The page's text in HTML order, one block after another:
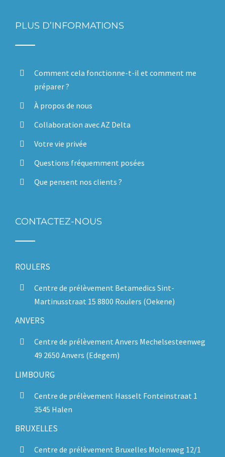
PLUS D’INFORMATIONS
Comment cela fonctionne-t-il et comment me
préparer ?
À propos de nous
Collaboration avec AZ Delta
Votre vie privée
Questions fréquemment posées
Que pensent nos clients ?
CONTACTEZ-NOUS
ROULERS
Centre de prélèvement Betamedics Sint-
Martinusstraat 15 8800 Roulers (Oekene)
ANVERS
Centre de prélèvement Anvers Mechelsesteenweg
49 2650 Anvers (Edegem)
LIMBOURG
Centre de prélèvement Hasselt Fonteinstraat 1
3545 Halen
BRUXELLES
Centre de prélèvement Bruxelles Molenweg 12/1